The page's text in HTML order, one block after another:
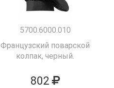
5700.6000.010
Французский поварской
колпак, черный.
802